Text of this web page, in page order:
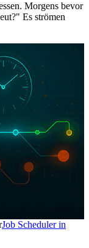
Morgens bevor
Es strömen
Job Scheduler in